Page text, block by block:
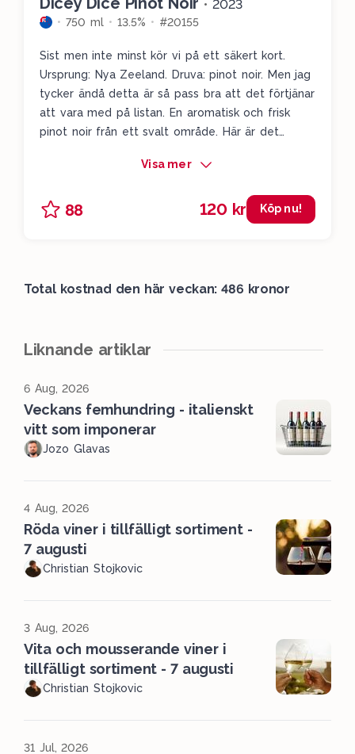
• 2023
750 ml 13.5% #20155
Sist men inte minst kör vi på ett säkert kort.
Ursprung: Nya Zeeland. Druva: pinot noir. Men jag
tycker ändå detta är så pass bra att det förtjänar
att vara med på listan. En aromatisk och frisk
pinot noir från ett svalt område. Här är det
och tranbär. Vi får en lätt hint av fat där det
härlig bärig aromatik som avslutas med en fräsch
tranbärssyrlighet. Läskande och charmigt till den
Visa mer
88 120 kr Köp nu!
Total kostnad den här veckan: 486 kronor
Liknande artiklar
6 Aug, 2026
Veckans femhundring - italienskt
vitt som imponerar
Jozo Glavas
4 Aug, 2026
Röda viner i tillfälligt sortiment -
7 augusti
Christian Stojkovic
3 Aug, 2026
Vita och mousserande viner i
tillfälligt sortiment - 7 augusti
Christian Stojkovic
31 Jul, 2026